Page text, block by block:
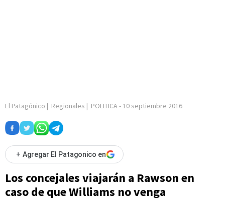
El Patagónico | Regionales | POLITICA- 10 septiembre 2016
+ Agregar El Patagonico en
Los concejales viajarán a Rawson en
caso de que Williams no venga